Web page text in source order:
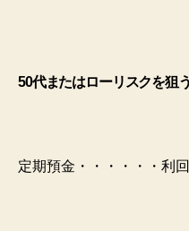
50代またはローリスクを狙
定期預金・・・・・・利